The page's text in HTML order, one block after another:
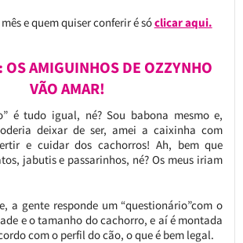
e quem quiser conferir é sóclicar aqui.
OS AMIGUINHOS DE OZZYNHO
VÃO AMAR!
é tudo igual, né? Sou babona mesmo e,
deixar de ser, amei a caixinha com
e cuidar dos cachorros! Ah, bem que
jabutis e passarinhos, né? Os meus iriam
a gente responde um “questionário”com o
e o tamanho do cachorro, e aí é montada
com o perfil do cão, o que é bem legal.